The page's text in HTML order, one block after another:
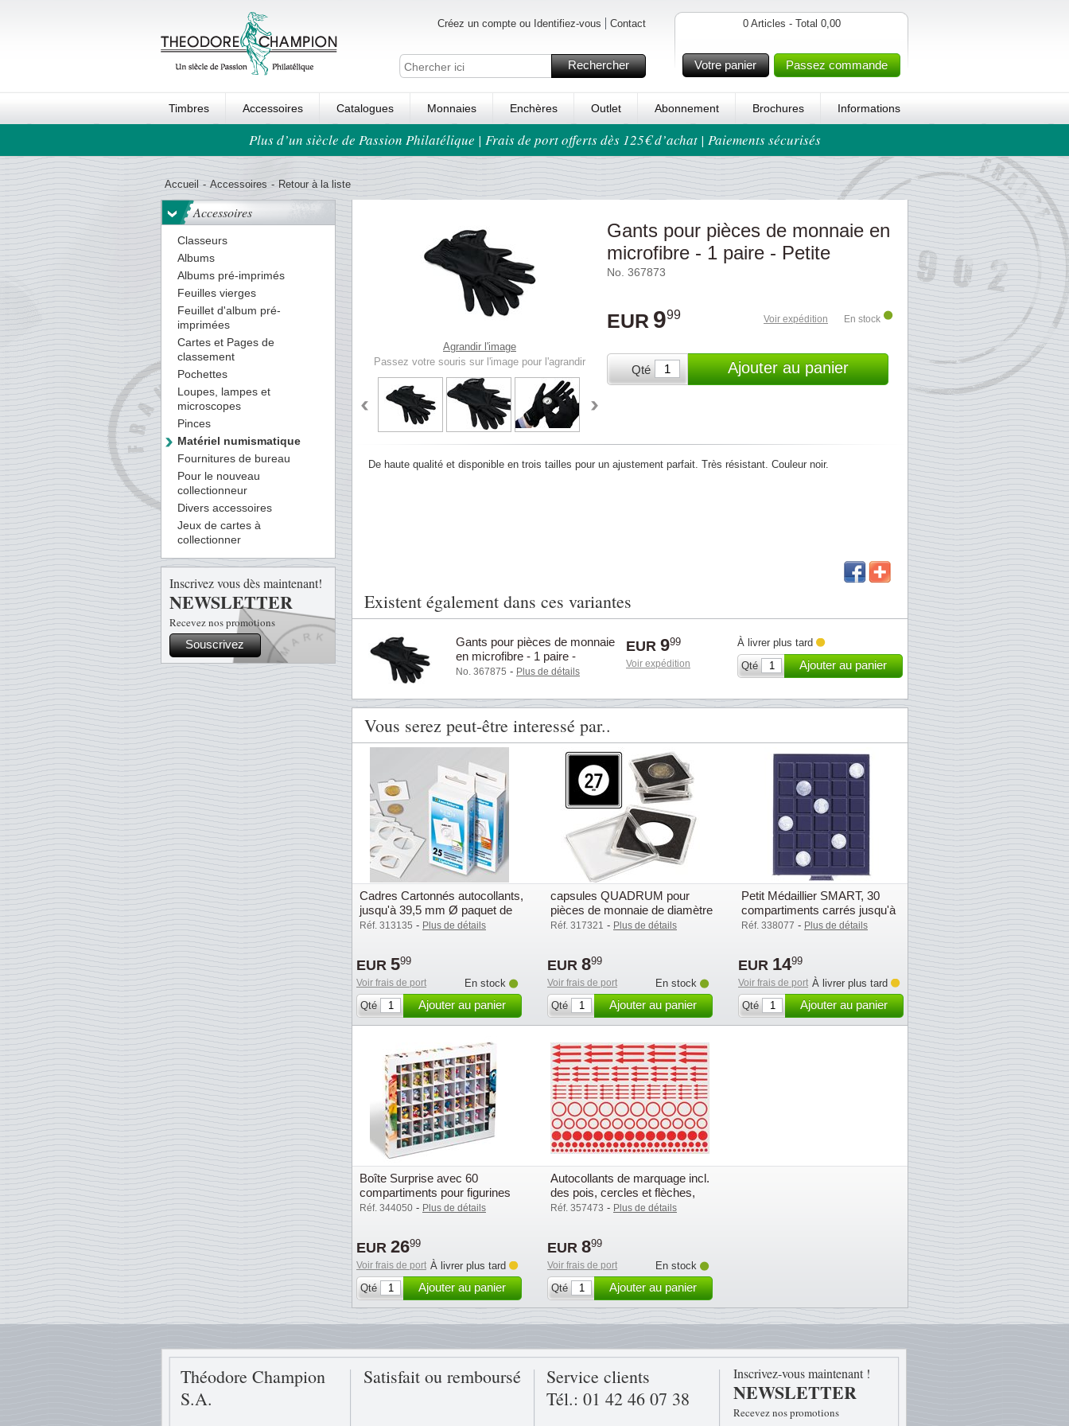
Créez un compte ou Identifiez-vous Contact
Rechercher
0 Articles - Total 0,00
Votre panier Passez commande
Timbres Accessoires Catalogues Monnaies Enchères Outlet Abonnement Brochures Informations
Ordre au panierPlus d’un siècle de Passion Philatélique | Frais de port offerts dès 125€ d’achat | Paiements sécurisés
Accueil - Accessoires - Retour à la liste
Accessoires
Classeurs
Albums
Albums pré-imprimés
Feuilles vierges
Feuillet d'album pré-
imprimées
Cartes et Pages de
classement
Pochettes
Loupes, lampes et
microscopes
Pinces
Matériel numismatique
Fournitures de bureau
Pour le nouveau
collectionneur
Divers accessoires
Jeux de cartes à
collectionner
Inscrivez vous dès maintenant!
NEWSLETTER
Recevez nos promotions
Souscrivez
Agrandir l'image
Passez votre souris sur l'image pour l'agrandir
Gants pour pièces de monnaie en
microfibre - 1 paire - Petite
No. 367873
EUR 999 Voir expédition En stock
Qté Ajouter au panier
De haute qualité et disponible en trois tailles pour un ajustement parfait. Très résistant. Couleur noir.
Existent également dans ces variantes
Gants pour pièces de monnaie
en microfibre - 1 paire -
Grande
No. 367875 - Plus de détails
EUR 999
Voir expédition
À livrer plus tard
Qté
Ajouter au panier
Vous serez peut-être interessé par..
Cadres Cartonnés autocollants,
jusqu'à 39,5 mm Ø paquet de
25
Réf. 313135 - Plus de détails
EUR 599
Voir frais de port
En stock
Qté
Ajouter au panier
capsules QUADRUM pour
pièces de monnaie de diamètre
intérieur 27 mm
Réf. 317321 - Plus de détails
EUR 899
Voir frais de port
En stock
Qté
Ajouter au panier
Petit Médaillier SMART, 30
compartiments carrés jusqu'à
33 mm Ø
Réf. 338077 - Plus de détails
EUR 1499
Voir frais de port À livrer plus tard
Qté
Ajouter au panier
Boîte Surprise avec 60
compartiments pour figurines
Surprise
Réf. 344050 - Plus de détails
EUR 2699
Voir frais de port À livrer plus tard
Qté
Ajouter au panier
Autocollants de marquage incl.
des pois, cercles et flèches,
paquet de 10
Réf. 357473 - Plus de détails
EUR 899
Voir frais de port
En stock
Qté
Ajouter au panier
Théodore Champion
S.A.
Satisfait ou remboursé
Service clients
Tél.: 01 42 46 07 38
Inscrivez-vous maintenant !
NEWSLETTER
Recevez nos promotions